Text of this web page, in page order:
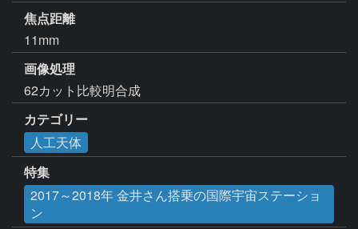
焦点距離
11mm
画像処理
62カット比較明合成
カテゴリー
人工天体
特集
2017～2018年 金井さん搭乗の国際宇宙ステーショ
ン